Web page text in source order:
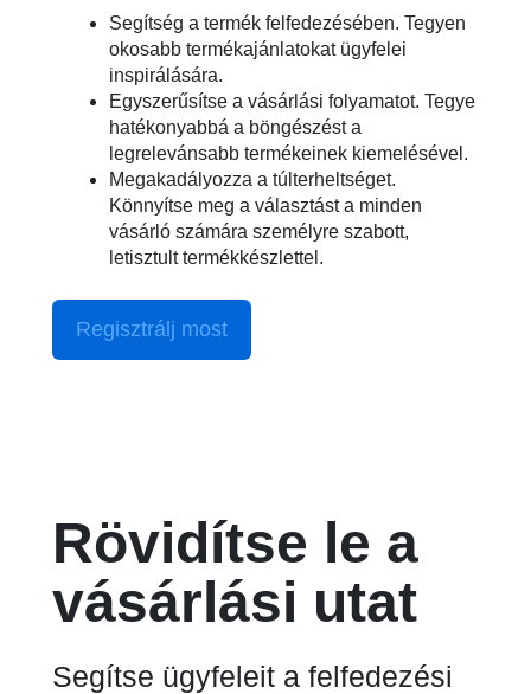
Segítség a termék felfedezésében. Tegyen
okosabb termékajánlatokat ügyfelei
inspirálására.
Egyszerűsítse a vásárlási folyamatot. Tegye
hatékonyabbá a böngészést a
legrelevánsabb termékeinek kiemelésével.
Megakadályozza a túlterheltséget.
Könnyítse meg a választást a minden
vásárló számára személyre szabott,
letisztult termékkészlettel.
Regisztrálj most
Rövidítse le a
vásárlási utat
Segítse ügyfeleit a felfedezési